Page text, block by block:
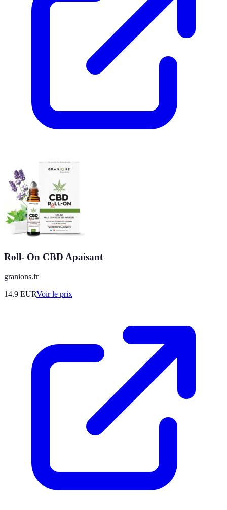
Roll- On CBD Apaisant
granions.fr
14.9 EURVoir le prix